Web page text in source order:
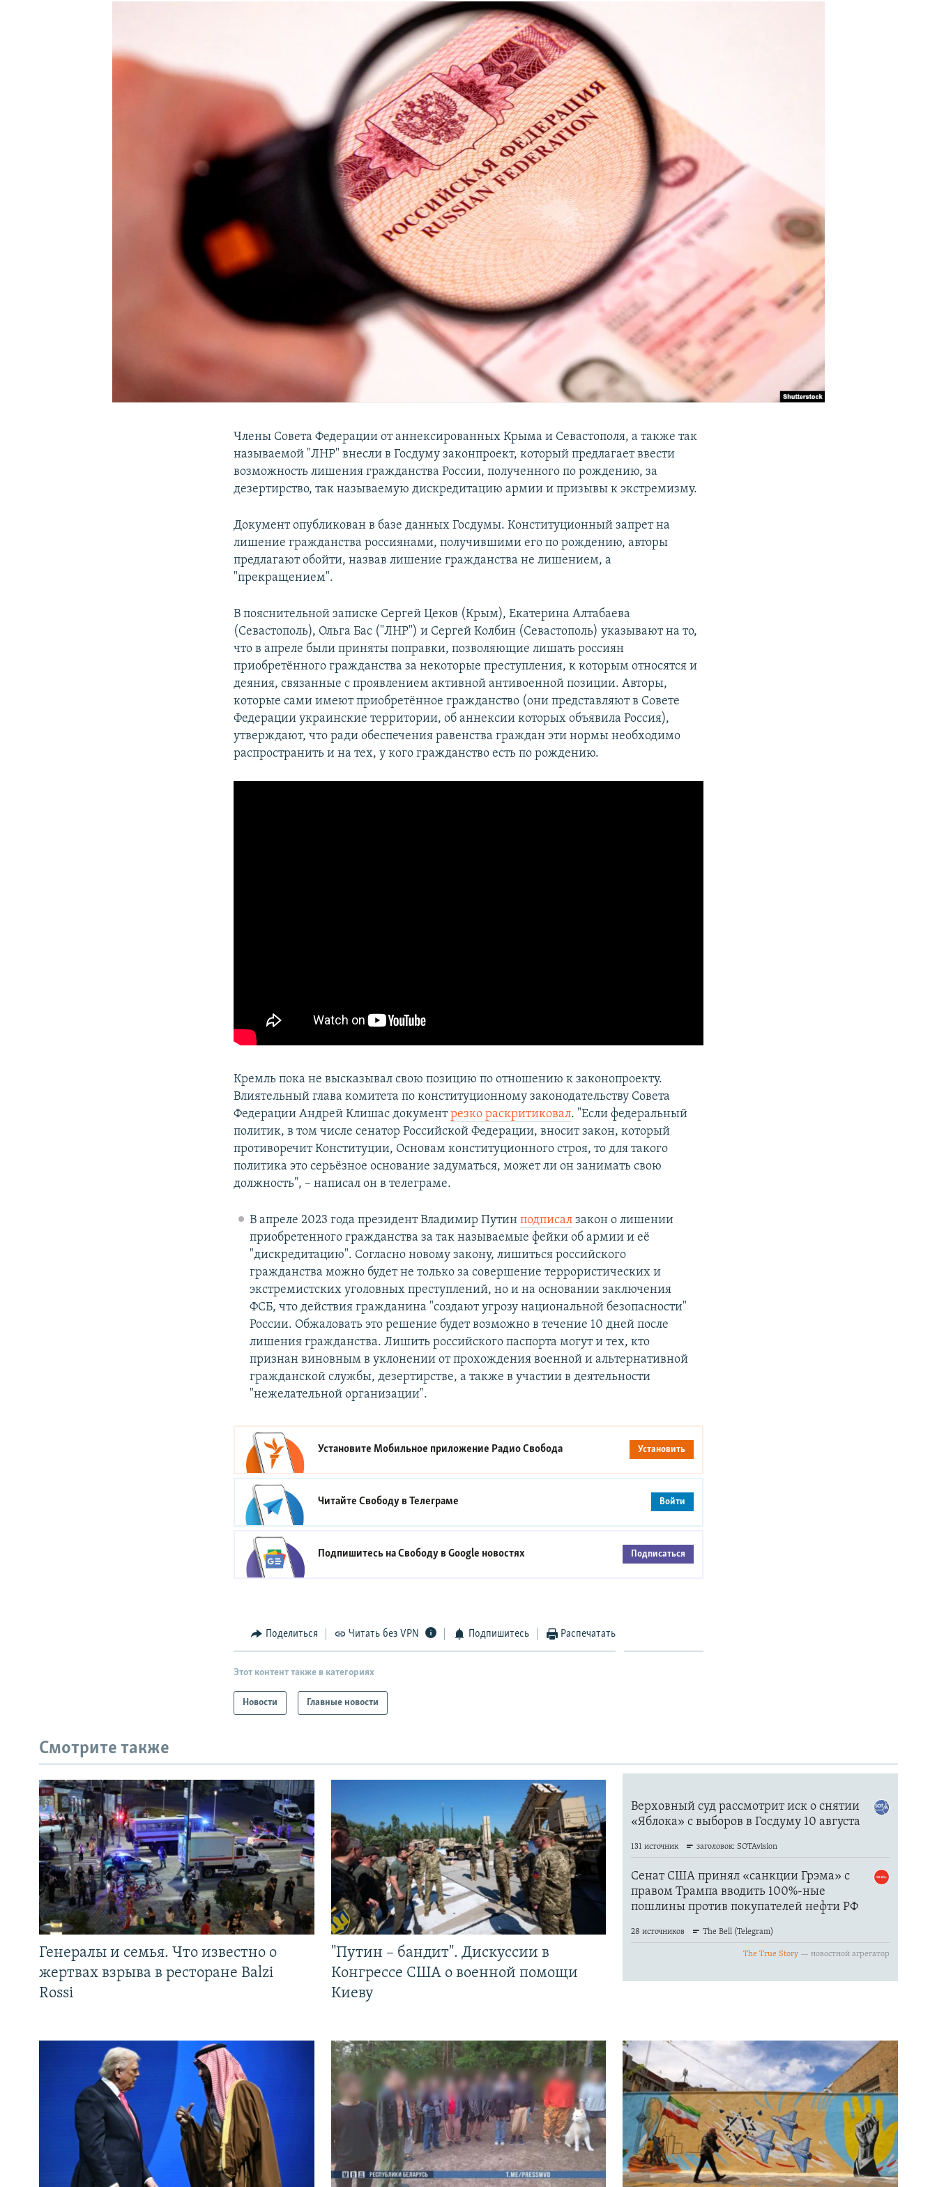
Члены Совета Федерации от аннексированных Крыма и Севастополя, а также так
называемой "ЛНР" внесли в Госдуму законпроект, который предлагает ввести
возможность лишения гражданства России, полученного по рождению, за
дезертирство, так называемую дискредитацию армии и призывы к экстремизму.
Документ опубликован в базе данных Госдумы. Конституционный запрет на
лишение гражданства россиянами, получившими его по рождению, авторы
предлагают обойти, назвав лишение гражданства не лишением, а
"прекращением".
В пояснительной записке Сергей Цеков (Крым), Екатерина Алтабаева
(Севастополь), Ольга Бас ("ЛНР") и Сергей Колбин (Севастополь) указывают на то,
что в апреле были приняты поправки, позволяющие лишать россиян
приобретённого гражданства за некоторые преступления, к которым относятся и
деяния, связанные с проявлением активной антивоенной позиции. Авторы,
которые сами имеют приобретённое гражданство (они представляют в Совете
Федерации украинские территории, об аннексии которых объявила Россия),
утверждают, что ради обеспечения равенства граждан эти нормы необходимо
распространить и на тех, у кого гражданство есть по рождению.
Кремль пока не высказывал свою позицию по отношению к законопроекту.
Влиятельный глава комитета по конституционному законодательству Совета
Федерации Андрей Клишас документрезко раскритиковал. "Если федеральный
политик, в том числе сенатор Российской Федерации, вносит закон, который
противоречит Конституции, Основам конституционного строя, то для такого
политика это серьёзное основание задуматься, может ли он занимать свою
должность", – написал он в телеграме.
В апреле 2023 года президент Владимир Путин подписалзакон о лишении
приобретенного гражданства за так называемые фейки об армии и её
"дискредитацию". Согласно новому закону, лишиться российского
гражданства можно будет не только за совершение террористических и
экстремистских уголовных преступлений, но и на основании заключения
ФСБ, что действия гражданина "создают угрозу национальной безопасности"
России. Обжаловать это решение будет возможно в течение 10 дней после
лишения гражданства. Лишить российского паспорта могут и тех, кто
признан виновным в уклонении от прохождения военной и альтернативной
гражданской службы, дезертирстве, а также в участии в деятельности
"нежелательной организации".
Установите Мобильное приложение Радио Свобода Установить
Читайте Свободу вТелеграме Войти
Подпишитесь на Свободу вGoogle новостях Подписаться
Поделиться Читать без VPN Подпишитесь Распечатать
Этот контент также в категориях
Новости Главные новости
Смотрите также
Генералы и семья. Что известно о
жертвах взрыва в ресторане Balzi
Rossi
"Путин – бандит". Дискуссии в
Конгрессе США о военной помощи
Киеву